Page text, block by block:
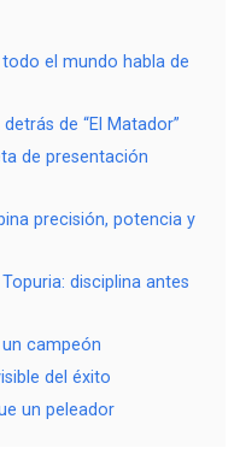
el mundo habla de
de “El Matador”
de presentación
precisión, potencia y
disciplina antes
campeón
del éxito
un peleador